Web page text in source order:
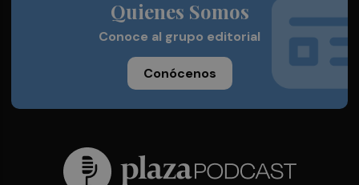
Quienes Somos
Conoce al grupo editorial
Conócenos